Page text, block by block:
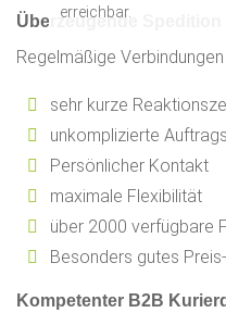
erreichbar.
Überzeugende Spedition
Regelmäßige
sehr kurze
unkomplizierte
Persönlicher Kontakt
maximale Flexibilität
über 2000 verfügbare
Besonders gutes
Kompetenter B2B